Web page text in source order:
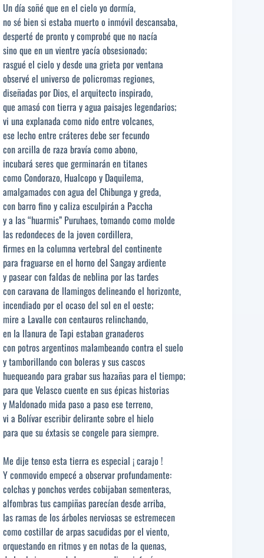
Un día soñé que en el cielo yo dormía,
no sé bien si estaba muerto o inmóvil descansaba,
desperté de pronto y comprobé que no nacía
sino que en un vientre yacía obsesionado;
rasgué el cielo y desde una grieta por ventana
observé el universo de policromas regiones,
diseñadas por Dios, el arquitecto inspirado,
que amasó con tierra y agua paisajes legendarios;
vi una explanada como nido entre volcanes,
ese lecho entre cráteres debe ser fecundo
con arcilla de raza bravía como abono,
incubará seres que germinarán en titanes
como Condorazo, Hualcopo y Daquilema,
amalgamados con agua del Chibunga y greda,
con barro fino y caliza esculpirán a Paccha
y a las “huarmis” Puruhaes, tomando como molde
las redondeces de la joven cordillera,
firmes en la columna vertebral del continente
para fraguarse en el horno del Sangay ardiente
y pasear con faldas de neblina por las tardes
con caravana de llamingos delineando el horizonte,
incendiado por el ocaso del sol en el oeste;
mire a Lavalle con centauros relinchando,
en la llanura de Tapi estaban granaderos
con potros argentinos malambeando contra el suelo
y tamborillando con boleras y sus cascos
huequeando para grabar sus hazañas para el tiempo;
para que Velasco cuente en sus épicas historias
y Maldonado mida paso a paso ese terreno,
vi a Bolívar escribir delirante sobre el hielo
para que su éxtasis se congele para siempre.
Me dije tenso esta tierra es especial ¡ carajo !
Y conmovido empecé a observar profundamente:
colchas y ponchos verdes cobijaban sementeras,
alfombras tus campiñas parecían desde arriba,
las ramas de los árboles nerviosas se estremecen
como costillar de arpas sacudidas por el viento,
orquestando en ritmos y en notas de la quenas,